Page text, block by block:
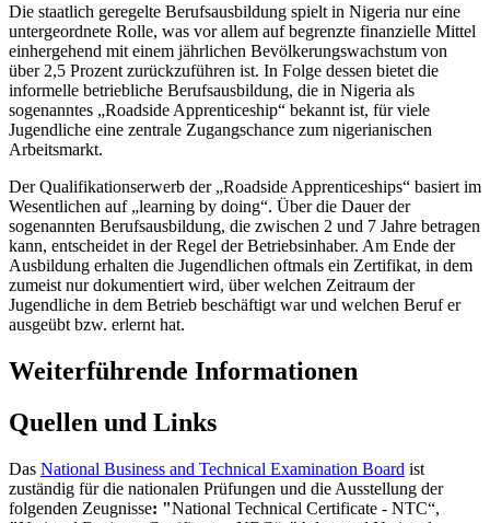
Die staatlich geregelte Berufsausbildung spielt in Nigeria nur eine
untergeordnete Rolle, was vor allem auf begrenzte finanzielle Mittel
einhergehend mit einem jährlichen Bevölkerungswachstum von
über 2,5 Prozent zurückzuführen ist. In Folge dessen bietet die
informelle betriebliche Berufsausbildung, die in Nigeria als
sogenanntes „Roadside Apprenticeship“ bekannt ist, für viele
Jugendliche eine zentrale Zugangschance zum nigerianischen
Arbeitsmarkt.
Der Qualifikationserwerb der „Roadside Apprenticeships“ basiert im
Wesentlichen auf „learning by doing“. Über die Dauer der
sogenannten Berufsausbildung, die zwischen 2 und 7 Jahre betragen
kann, entscheidet in der Regel der Betriebsinhaber. Am Ende der
Ausbildung erhalten die Jugendlichen oftmals ein Zertifikat, in dem
zumeist nur dokumentiert wird, über welchen Zeitraum der
Jugendliche in dem Betrieb beschäftigt war und welchen Beruf er
ausgeübt bzw. erlernt hat.
Weiterführende Informationen
Quellen und Links
Das National Business and Technical Examination Board ist
zuständig für die nationalen Prüfungen und die Ausstellung der
folgenden Zeugnisse: "National Technical Certificate - NTC“,